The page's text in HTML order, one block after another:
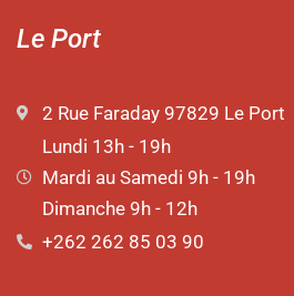
Le Port
2 Rue Faraday 97829 Le Port
Lundi 13h - 19h
Mardi au Samedi 9h - 19h
Dimanche 9h - 12h
+262 262 85 03 90